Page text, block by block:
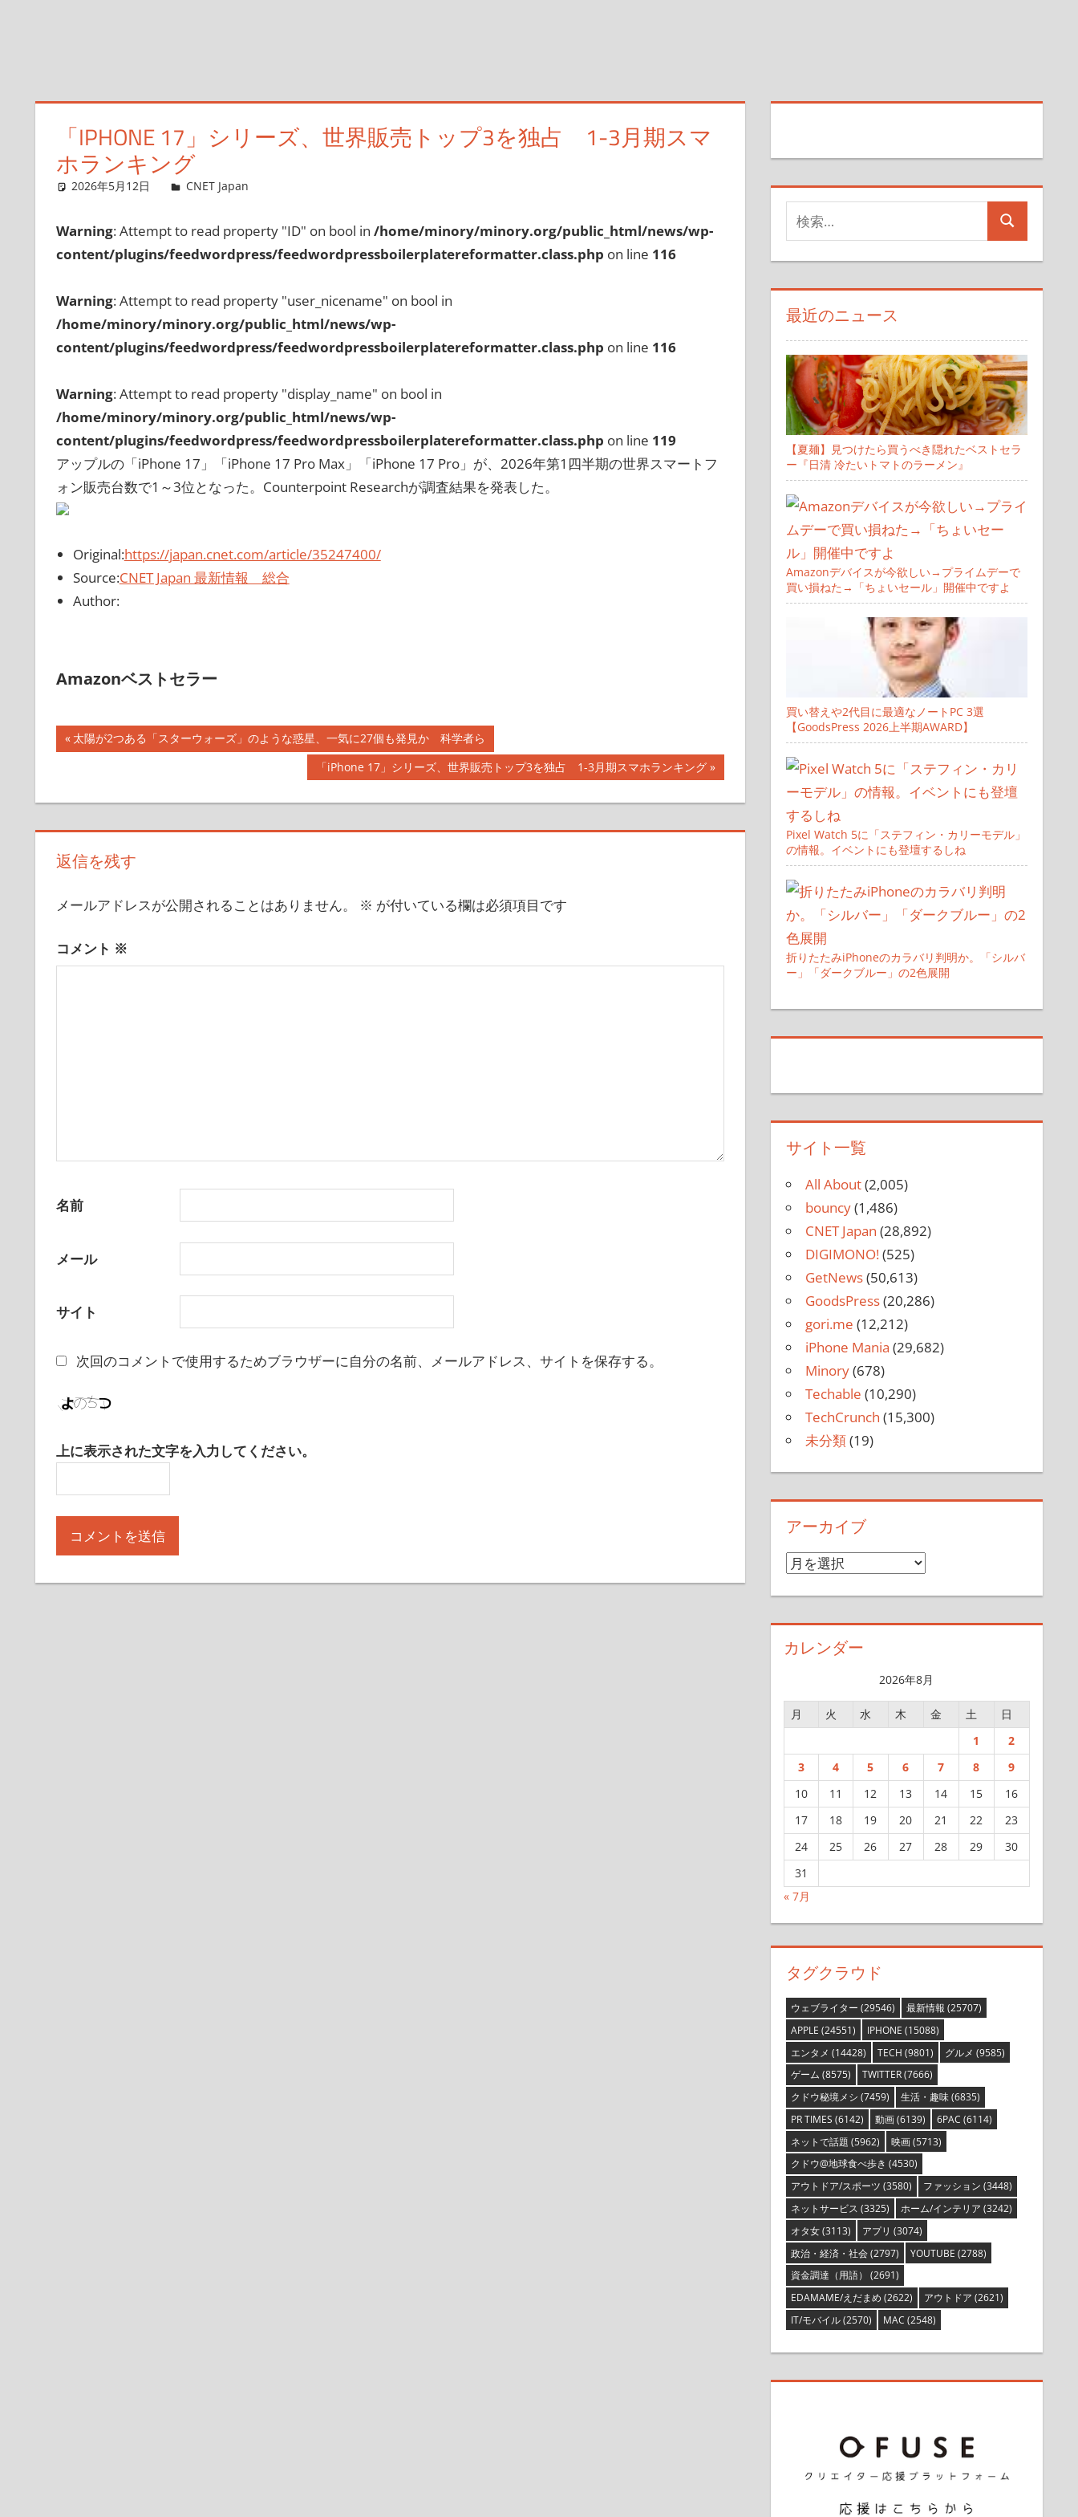
「IPHONE 17」シリーズ、世界販売トップ3を独占 1-3月期スマ
ホランキング
2026年5月12日 CNET Japan
Warning: Attempt to read property "ID" on bool in /home/minory/minory.org/public_html/news/wp-
content/plugins/feedwordpress/feedwordpressboilerplatereformatter.class.php on line 116
Warning: Attempt to read property "user_nicename" on bool in
/home/minory/minory.org/public_html/news/wp-
content/plugins/feedwordpress/feedwordpressboilerplatereformatter.class.php on line 116
Warning: Attempt to read property "display_name" on bool in
/home/minory/minory.org/public_html/news/wp-
content/plugins/feedwordpress/feedwordpressboilerplatereformatter.class.php on line 119
アップルの「iPhone 17」「iPhone 17 Pro Max」「iPhone 17 Pro」が、2026年第1四半期の世界スマートフ
ォン販売台数で1～3位となった。Counterpoint Researchが調査結果を発表した。
Original:https://japan.cnet.com/article/35247400/
Source:CNET Japan 最新情報 総合
Author:
Amazonベストセラー
投
ナ
ビ
ゲ
ー
ョ
前
の
太陽が2つある「スターウォーズ」のような惑星、一気に27個も発見か 科学者ら
次
の
記
「iPhone 17」シリーズ、世界販売トップ3を独占 1-3月期スマホランキング
返信を残す
メールアドレスが公開されることはありません。 ※ が付いている欄は必須項目です
コメント ※
名前
メール
サイト
次回のコメントで使用するためブラウザーに自分の名前、メールアドレス、サイトを保存する。
上に表示された文字を入力してください。
索
対
検
最近のニュース
【夏麺】見つけたら買うべき隠れたベストセラ
ー『日清 冷たいトマトのラーメン』
Amazonデバイスが今欲しい→プライムデーで
買い損ねた→「ちょいセール」開催中ですよ
買い替えや2代目に最適なノートPC 3選
【GoodsPress 2026上半期AWARD】
Pixel Watch 5に「ステフィン・カリーモデル」
の情報。イベントにも登壇するしね
折りたたみiPhoneのカラバリ判明か。「シルバ
ー」「ダークブルー」の2色展開
サイト一覧
All About(2,005)
bouncy(1,486)
CNET Japan (28,892)
DIGIMONO!(525)
GetNews(50,613)
GoodsPress(20,286)
gori.me (12,212)
iPhone Mania (29,682)
Minory(678)
Techable (10,290)
TechCrunch (15,300)
未分類(19)
アーカイブ
ア
ブ
カレンダー
2026年8月
月 火 水 木 金 土
日
1
2
3
4 5 6 7 8
9
10
11 12 13 14 15
16
17
18 19 20 21 22
23
24
25 26 27 28 29
30
31
« 7月
タグクラウド
ウェブライター (29546) 最新情報 (25707)
APPLE (24551) IPHONE (15088)
エンタメ (14428) TECH (9801) グルメ (9585)
ゲーム (8575) TWITTER(7666)
クドウ秘境メシ (7459) 生活・趣味(6835)
PR TIMES (6142) 動画(6139) 6PAC (6114)
ネットで話題 (5962) 映画(5713)
クドウ@地球食べ歩き (4530)
アウトドア/スポーツ (3580) ファッション (3448)
ネットサービス (3325) ホーム/インテリア (3242)
オタ女(3113) アプリ (3074)
政治・経済・社会(2797) YOUTUBE (2788)
資金調達（用語） (2691)
EDAMAME/えだまめ (2622) アウトドア (2621)
IT/モバイル(2570) MAC (2548)